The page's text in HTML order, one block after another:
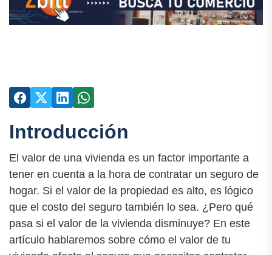
Introducción
El valor de una vivienda es un factor importante a
tener en cuenta a la hora de contratar un seguro de
hogar. Si el valor de la propiedad es alto, es lógico
que el costo del seguro también lo sea. ¿Pero qué
pasa si el valor de la vivienda disminuye? En este
artículo hablaremos sobre cómo el valor de tu